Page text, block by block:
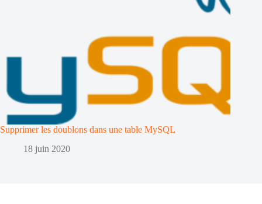
Supprimer les doublons dans une table MySQL
18 juin 2020